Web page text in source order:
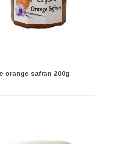
orange safran 200g